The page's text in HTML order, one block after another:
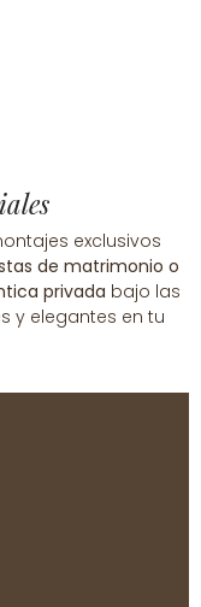
exclusivos
de matrimonio o
privada bajo las
y elegantes en tu